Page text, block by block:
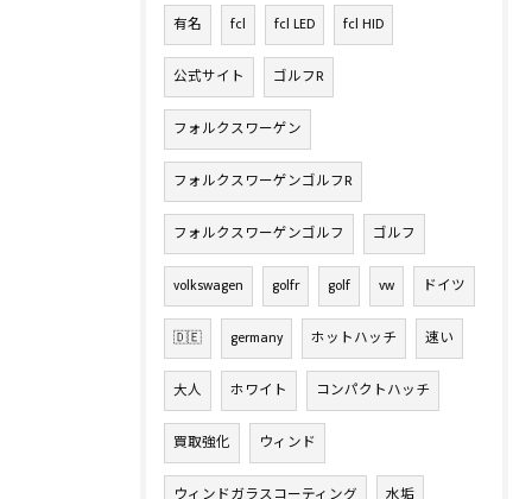
有名 fcl fcl LED fcl HID
公式サイト ゴルフR
フォルクスワーゲン
フォルクスワーゲンゴルフR
フォルクスワーゲンゴルフ ゴルフ
volkswagen golfr golf vw ドイツ
🇩🇪 germany ホットハッチ 速い
大人 ホワイト コンパクトハッチ
買取強化 ウィンド